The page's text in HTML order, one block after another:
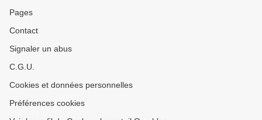
Pages
Contact
Signaler un abus
C.G.U.
Cookies et données personnelles
Préférences cookies